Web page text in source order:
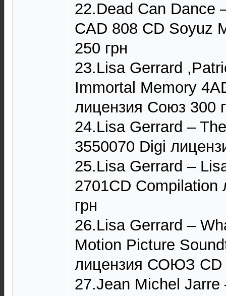
22.Dead Can Dance
CAD 808 CD Soyuz
250 грн
23.Lisa Gerrard
Immortal Memory
лицензия Союз 300
24.Lisa Gerrard –
3550070 Digi
25.Lisa Gerrard –
2701CD
грн
26.Lisa Gerrard –
Motion Picture
лицензия СОЮЗ CD
27.Jean Michel